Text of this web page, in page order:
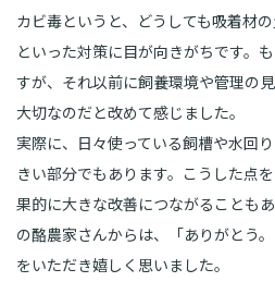
カビ毒というと、どうしても吸着材
といった対策に目が向きがちです。
すが、それ以前に飼養環境や管理の
大切なのだと改めて感じました。
実際に、日々使っている飼槽や水回
きい部分でもあります。こうした点
果的に大きな改善につながることも
の酪農家さんからは、「ありがとう
をいただき嬉しく思いました。